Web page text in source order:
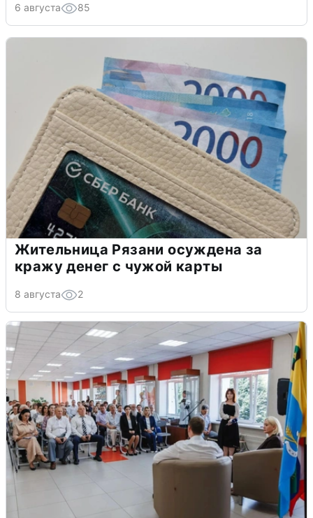
6 августа 85
Жительница Рязани осуждена за
кражу денег с чужой карты
8 августа 2